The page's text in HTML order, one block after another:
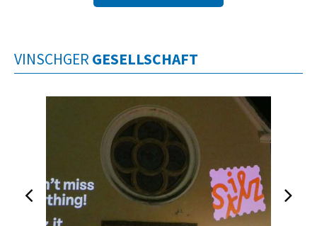
VINSCHGER GESELLSCHAFT